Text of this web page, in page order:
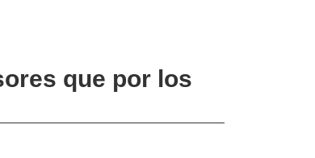
que por los